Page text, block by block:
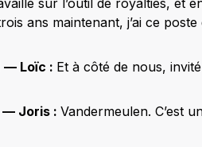
sur l’outil de royalties, et
ans maintenant, j’ai ce
— Loïc : Et à côté de nous,
— Joris : Vandermeulen. C’est